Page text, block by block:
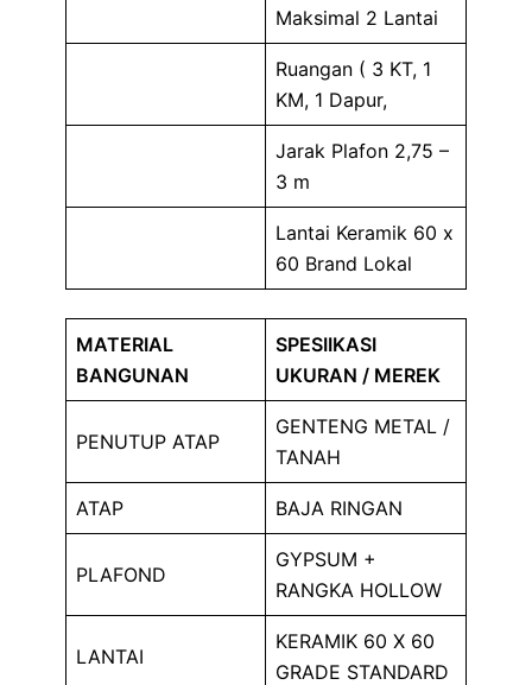
Maksimal 2 Lantai
Ruangan ( 3 KT, 1
KM, 1 Dapur,
Jarak Plafon 2,75 –
3 m
Lantai Keramik 60 x
60 Brand Lokal
MATERIAL
BANGUNAN
SPESIIKASI
UKURAN / MEREK
PENUTUP ATAP
GENTENG METAL /
TANAH
ATAP BAJA RINGAN
PLAFOND
GYPSUM +
RANGKA HOLLOW
LANTAI
KERAMIK 60 X 60
GRADE STANDARD